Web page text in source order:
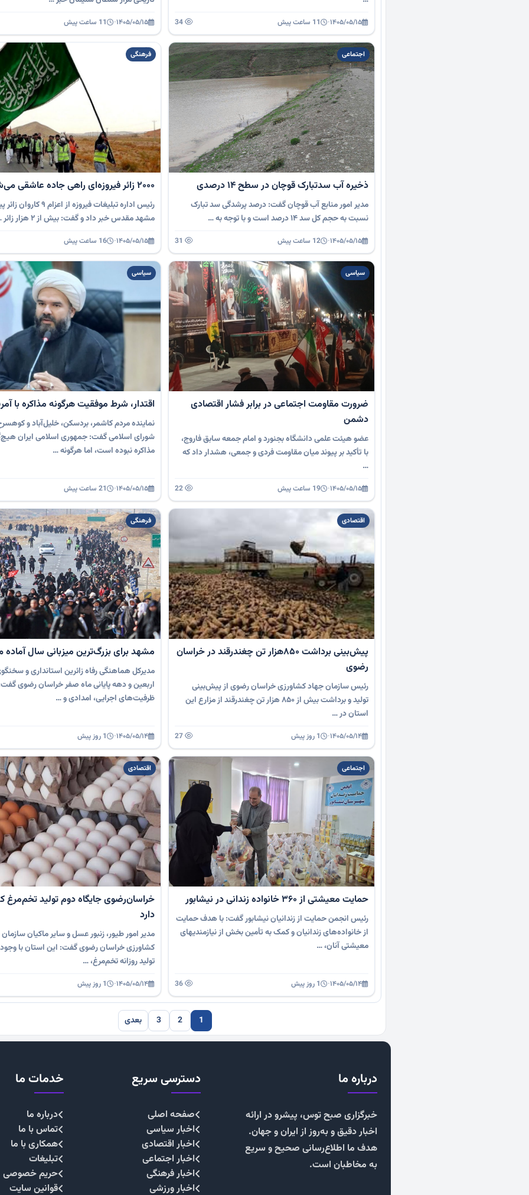
۱۴۰۵/۰۵/۱۵· 11 ساعت پیش ۱۴۰۵/۰۵/۱۵· 11 ساعت پیش
اجتماعی
ذخیره آب سدتبارک قوچان در سطح ۱۴ درصدی
مدیر امور منابع آب قوچان گفت: درصد پرشدگی سد تبارک
نسبت به حجم کل سد ۱۴ درصد است و با توجه به …
۱۴۰۵/۰۵/۱۵· 12 ساعت پیش
فرهنگی
۲۰۰۰ زائر فیروزه‌ای راهی جاده عاشقی می‌شوند
رئیس اداره تبلیغات فیروزه از اعزام
مشهد مقدس خبر داد و گفت: بیش از ۲ هزار زائر …
۱۴۰۵/۰۵/۱۵· 16 ساعت پیش
سیاسی
ضرورت مقاومت اجتماعی در برابر فشار اقتصادی
دشمن
عضو هیئت علمی دانشگاه بجنورد و امام جمعه سابق فاروج،
با تأکید بر پیوند میان مقاومت فردی و جمعی، هشدار داد که
…
۱۴۰۵/۰۵/۱۵· 19 ساعت پیش
سیاسی
اقتدار، شرط موفقیت هرگونه مذاکره با
نماینده مردم کاشمر، بردسکن، خلیل‌آباد و
شورای اسلامی گفت: جمهوری اسلامی ایران
مذاکره نبوده است، اما هرگونه …
۱۴۰۵/۰۵/۱۵· 21 ساعت پیش
اقتصادی
پیش‌بینی برداشت ۸۵۰هزار تن چغندرقند در خراسان
رضوی
رئیس سازمان جهاد کشاورزی خراسان رضوی از پیش‌بینی
تولید و برداشت بیش از ۸۵۰ هزار تن چغندرقند از مزارع این
استان در …
۱۴۰۵/۰۵/۱۴· 1 روز پیش
فرهنگی
مشهد برای بزرگ‌ترین میزبانی سال
مدیرکل هماهنگی رفاه زائرین استانداری و
اربعین و دهه پایانی ماه صفر خراسان رضوی
ظرفیت‌های اجرایی، امدادی و …
۱۴۰۵/۰۵/۱۴· 1 روز پیش
اجتماعی
حمایت معیشتی از ۳۶۰ خانواده زندانی در نیشابور
رئیس انجمن حمایت از زندانیان نیشابور گفت: با هدف حمایت
از خانواده‌های زندانیان و کمک به تأمین بخش از نیازمندیهای
معیشتی آنان، …
۱۴۰۵/۰۵/۱۴· 1 روز پیش
اقتصادی
خراسان‌رضوی جایگاه دوم تولید تخم‌مرغ
دارد
مدیر امور طیور، زنبور عسل و سایر ماکیان
کشاورزی خراسان رضوی گفت: این استان با
تولید روزانه تخم‌مرغ، …
۱۴۰۵/۰۵/۱۴· 1 روز پیش
1
2
3 بعدی
درباره ما
خبرگزاری صبح توس، پیشرو در ارائه
اخبار دقیق و به‌روز از ایران و جهان.
هدف ما اطلاع‌رسانی صحیح و سریع
به مخاطبان است.
دسترسی سریع
صفحه اصلی
اخبار سیاسی
اخبار اقتصادی
اخبار اجتماعی
اخبار فرهنگی
اخبار ورزشی
خدمات ما
درباره ما
تماس با ما
همکاری با ما
تبلیغات
حریم خصوصی
قوانین سایت